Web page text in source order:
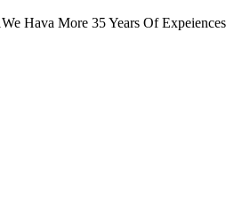
We Hava More 35 Years Of Expeiences